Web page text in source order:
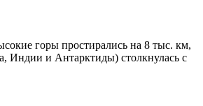
горы простирались на 8 тыс. км,
Индии и Антарктиды) столкнулась с